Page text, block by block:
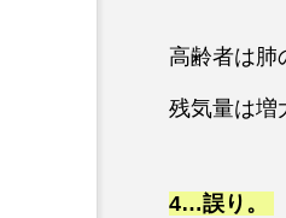
高齢者は肺
残気量は増
4…誤り。